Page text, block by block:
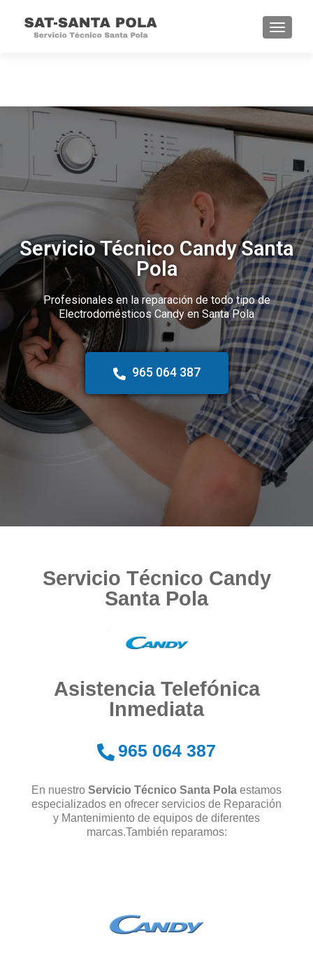
Servicio Técnico Candy Santa
Pola
Profesionales en la reparación de todo tipo de
Electrodomésticos Candy en Santa Pola
965 064 387
Servicio Técnico Candy
Santa Pola
Asistencia Telefónica
Inmediata​​​​
965 064 387
En nuestro Servicio Técnico Santa Pola estamos
especializados en ofrecer servicios de Reparación
y Mantenimiento de equipos de diferentes
marcas.También reparamos: